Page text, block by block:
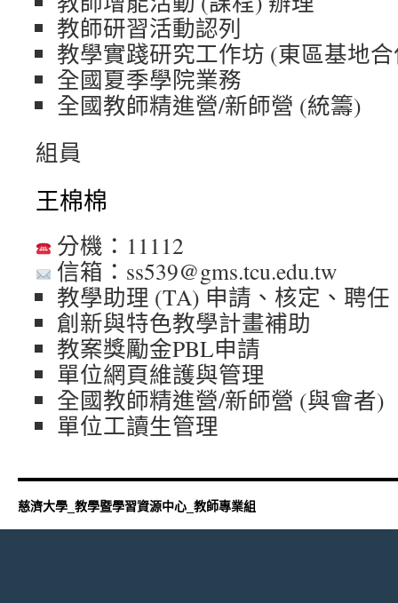
教師研習活動認列
教學實踐研究工作坊 (東區基地
全國夏季學院業務
全國教師精進營/新師營 (統籌)
組員
王棉棉
分機：11112
信箱：ss539@gms.tcu.edu.tw
教學助理 (TA) 申請、核定、聘
創新與特色教學計畫補助
教案獎勵金PBL申請
單位網頁維護與管理
全國教師精進營/新師營 (與會者)
單位工讀生管理
慈濟大學_教學暨學習資源中心_教師專業組